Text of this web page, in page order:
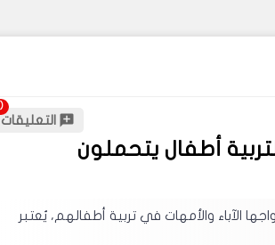
التعليقات
أطفال يتحملون
الآباء والأمهات في تربية أطفالهم، يُعتبر